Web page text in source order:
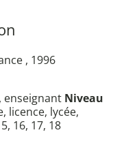
, 1996
enseignant Niveau
licence, lycée,
16, 17, 18